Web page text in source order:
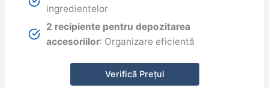
ingredientelor
2 recipiente pentru depozitarea
accesoriilor: Organizare eficientă
Verifică Prețul